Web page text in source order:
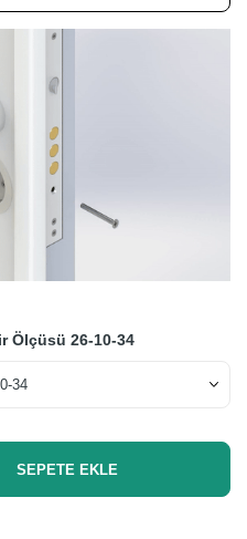
Ölçüsü 26-10-34
SEPETE EKLE